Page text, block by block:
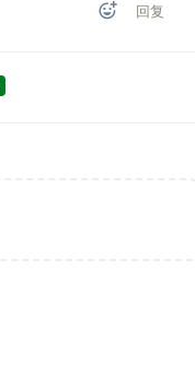
回复